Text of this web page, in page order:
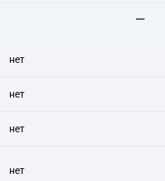
нет
нет
нет
нет